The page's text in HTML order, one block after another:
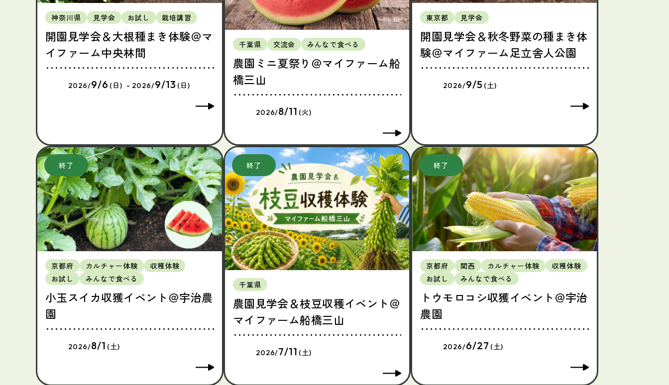
神奈川県 見学会 お試し 栽培講習
開園見学会＆大根種まき体験＠マ
イファーム中央林間
2026/9/6 (日) - 2026/9/13 (日)
千葉県 交流会 みんなで食べる
農園ミニ夏祭り＠マイファーム船
橋三山
2026/8/11 (火)
東京都 見学会
開園見学会＆秋冬野菜の種まき体
験＠マイファーム足立舎人公園
2026/9/5 (土)
京都府 カルチャー体験
収穫体験
お試し
みんなで食べる
小玉スイカ収獲イベント＠宇治農
園
2026/8/1 (土)
千葉県
農園見学会＆枝豆収穫イベント＠
マイファーム船橋三山
2026/7/11 (土)
京都府 関西 カルチャー体験
収穫体験
お試し
みんなで食べる
トウモロコシ収獲イベント＠宇治
農園
2026/6/27 (土)